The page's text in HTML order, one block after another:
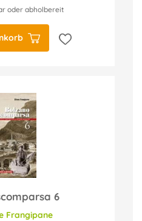
oder abholbereit
6
Frangipane